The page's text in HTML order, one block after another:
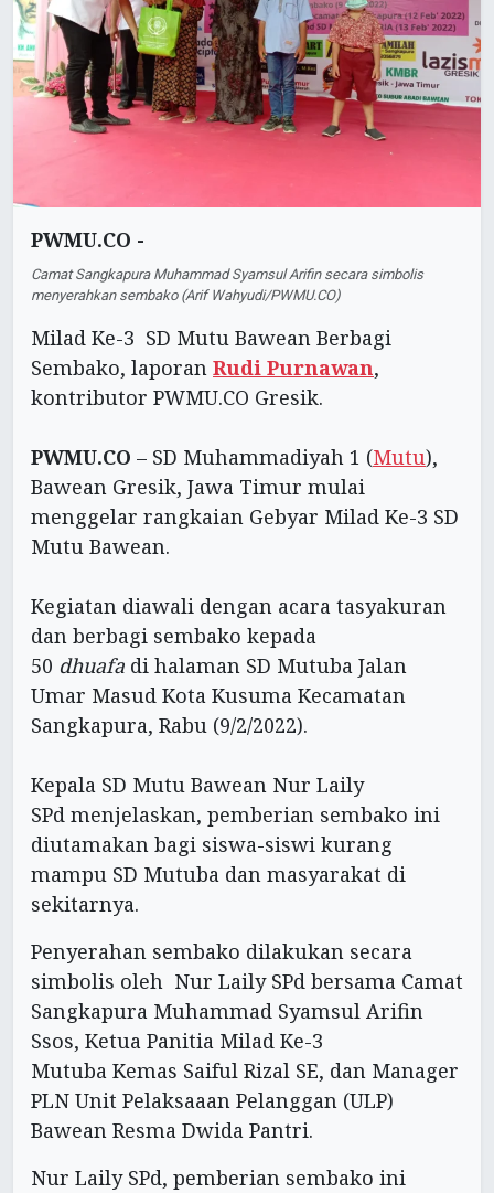
PWMU.CO -
Camat Sangkapura Muhammad Syamsul Arifin secara simbolis
menyerahkan sembako (Arif Wahyudi/PWMU.CO)
Milad Ke-3 SD Mutu Bawean Berbagi
Sembako, laporan Rudi Purnawan,
kontributor PWMU.CO Gresik.
PWMU.CO – SD Muhammadiyah 1 (Mutu),
Bawean Gresik, Jawa Timur mulai
menggelar rangkaian Gebyar Milad Ke-3 SD
Mutu Bawean.
Kegiatan diawali dengan acara tasyakuran
dan berbagi sembako kepada
50 dhuafa di halaman SD Mutuba Jalan
Umar Masud Kota Kusuma Kecamatan
Sangkapura, Rabu (9/2/2022).
Kepala SD Mutu Bawean Nur Laily
SPd menjelaskan, pemberian sembako ini
diutamakan bagi siswa-siswi kurang
mampu SD Mutuba dan masyarakat di
sekitarnya.
Penyerahan sembako dilakukan secara
simbolis oleh Nur Laily SPd bersama Camat
Sangkapura Muhammad Syamsul Arifin
Ssos, Ketua Panitia Milad Ke-3
Mutuba Kemas Saiful Rizal SE, dan Manager
PLN Unit Pelaksaaan Pelanggan (ULP)
Bawean Resma Dwida Pantri.
Nur Laily SPd, pemberian sembako ini